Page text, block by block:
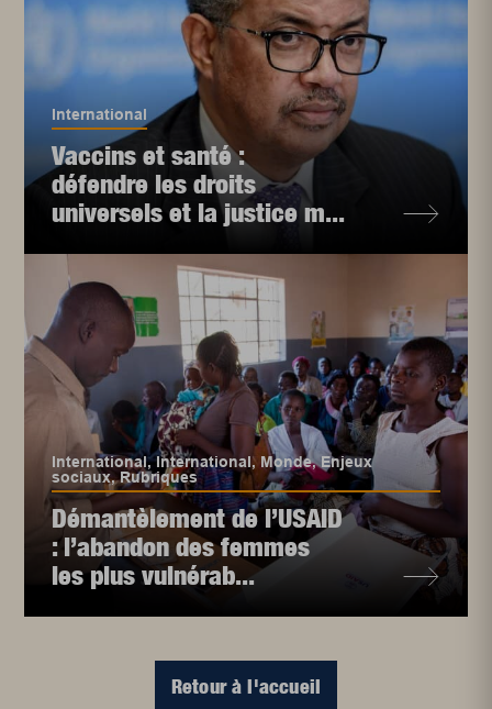
International
Vaccins et santé :
défendre les droits
universels et la justice m...
International,International, Monde,Enjeux
sociaux,Rubriques
Démantèlement de l’USAID
: l’abandon des femmes
les plus vulnérab...
Retour à l'accueil